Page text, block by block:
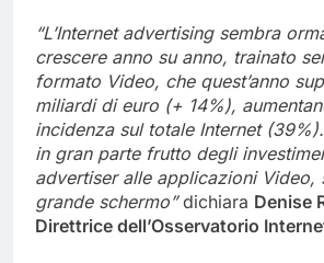
“L’Internet advertising sembra
crescere anno su anno, trainato
formato Video, che quest’anno
miliardi di euro (+ 14%),
incidenza sul totale Internet (39%).
in gran parte frutto degli
advertiser alle applicazioni Video,
grande schermo”dichiara Denise
Direttrice dell’Osservatorio